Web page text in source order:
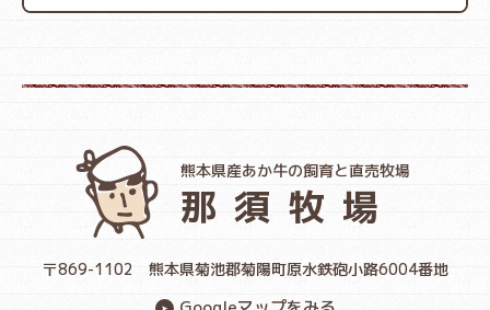
熊本県産あか牛の飼育と直売牧場
那須牧場
〒869-1102 熊本県菊池郡菊陽町原水鉄砲小路6004番地